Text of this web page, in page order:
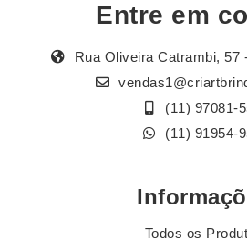
Entre em
Rua Oliveira Catrambi, 57
(11) 97081-
(11) 91954-
Todos os